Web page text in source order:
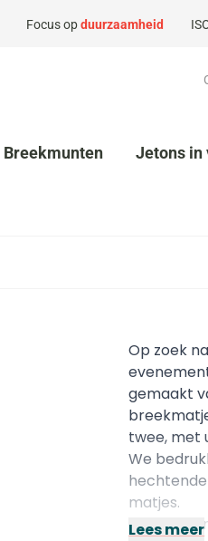
Focus opduurzaamheid
Breekmunten Jetons in
Op zoek
gemaakt
twee, met
We
matjes.
Let op: De
Lees meer